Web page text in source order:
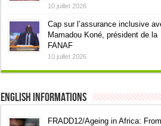
10 juillet 2026
Cap sur l’assurance inclusive
Mamadou Koné, président de la
FANAF
10 juillet 2026
English informations
FRADD12/Ageing in Africa: